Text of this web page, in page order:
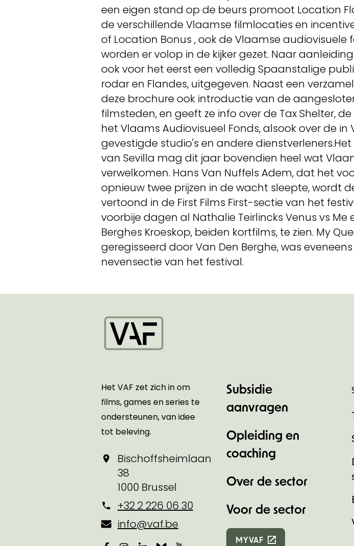
een eigen stand op de beurs promoot Location
de verschillende Vlaamse filmlocaties en
of Location Bonus , ook de Vlaamse audiovisuele
worden er volop in de kijker gezet. Naar
ook voor het eerst een volledig Spaanstalige
rodar en Flandes, uitgegeven. Naast een
deze brochure ook introductie van de
filmsteden, en geeft ze info over de Tax Shelter,
het Vlaams Audiovisueel Fonds, alsook over de in
gevestigde studio's en andere
van Sevilla mag dit jaar bovendien heel wat
verwelkomen. Hans Van Nuffels Adem, dat het
opnieuw twee prijzen in de wacht sleepte, wordt
vertoond in de First Films First-sectie van het
voorbije dagen al Nathalie Teirlincks Venus vs Me
Berghes Kroeskop, beiden kortfilms, te zien. My
geregisseerd door Van Den Berghe, was
nevensectie van het festival.
Het VAF zet zich in om
films, games en series te
ondersteunen, van idee
tot beleving.
Bischoffsheimlaan
38
1000 Brussel
+32 2 226 06 30
info@vaf.be
Subsidie
aanvragen
Opleiding en
coaching
Over de sector
Voor de sector
MYVAF